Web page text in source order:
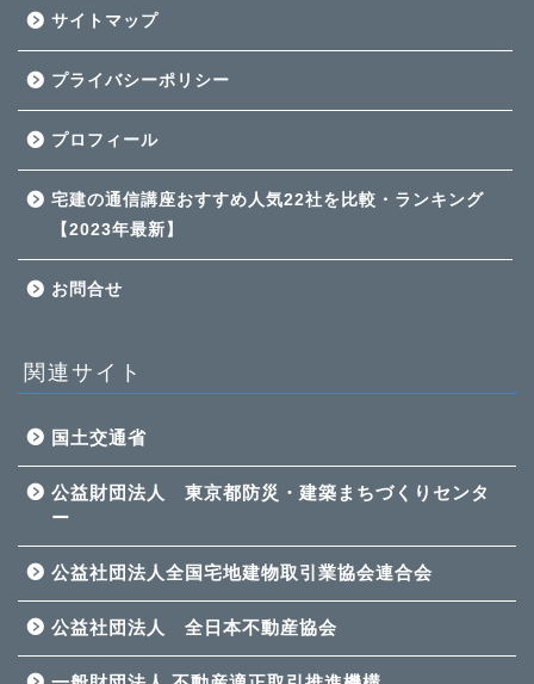
サイトマップ
プライバシーポリシー
プロフィール
宅建の通信講座おすすめ人気22社を比較・ランキング
【2023年最新】
お問合せ
関連サイト
国土交通省
公益財団法人 東京都防災・建築まちづくりセンタ
ー
公益社団法人全国宅地建物取引業協会連合会
公益社団法人 全日本不動産協会